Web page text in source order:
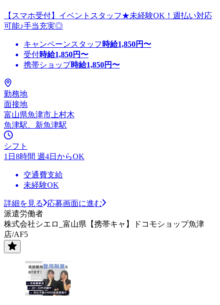
【スマホ受付】イベントスタッフ★未経験OK！週払い対応
可能♪手当充実◎
キャンペーンスタッフ 時給1,850円〜
受付時給1,850円〜
携帯ショップ時給1,850円〜
勤務地
面接地
富山県魚津市上村木
魚津駅、新魚津駅
シフト
1日8時間 週4日からOK
交通費支給
未経験OK
詳細を見る
応募画面に進む
派遣労働者
株式会社シエロ_富山県【携帯キャ】ドコモショップ魚津
店/AF5